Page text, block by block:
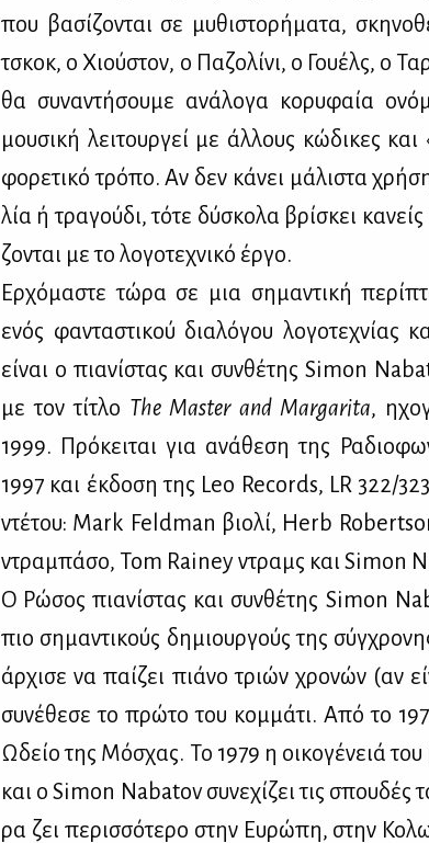
που βα­σί­ζο­νται σε μυ­θι­στο­ρή­μα­τα,
τσκοκ, ο Χιού­στον, ο Πα­ζο­λί­νι, ο Γου­έλς, ο
θα συ­να­ντή­σου­με ανά­λο­γα κο­ρυ­φαία
μου­σι­κή λει­τουρ­γεί με άλ­λους κώ­δι­κες
φο­ρε­τι­κό τρό­πο. Αν δεν κά­νει μά­λι­στα
λία ή τρα­γού­δι, τό­τε δύ­σκο­λα βρί­σκει
ζο­νται με το λο­γο­τε­χνι­κό έρ­γο.
Ερ­χό­μα­στε τώ­ρα σε μια ση­μα­ντι­κή
ενός φα­ντα­στι­κού δια­λό­γου λο­γο­τε­χνί­ας
εί­ναι ο πια­νί­στας και συν­θέ­της Simon
με τον τί­τλο The Master and Margarita,
1999. Πρό­κει­ται για ανά­θε­ση της
1997 και έκ­δο­ση της Leo Records, LR 322/
ντέ­του: Mark Feldman βιο­λί, Herb
ντρα­μπά­σο, Tom Rainey ντραμς και Simon
Ο Ρώ­σος πια­νί­στας και συν­θέ­της Simon
πιο ση­μα­ντι­κούς δη­μιουρ­γούς της
άρ­χι­σε να παί­ζει πιά­νο τριών χρο­νών (αν
συ­νέ­θε­σε το πρώ­το του κομ­μά­τι. Από το
Ωδείο της Μό­σχας. Το 1979 η οι­κο­γέ­νειά
και ο Simon Nabatov συ­νε­χί­ζει τις
ρα ζει πε­ρισ­σό­τε­ρο στην Ευ­ρώ­πη, στην